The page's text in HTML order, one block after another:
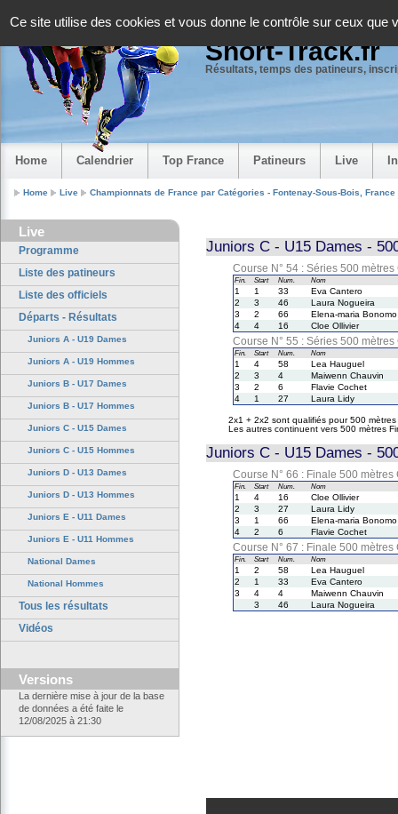
Ce site utilise des cookies et vous donne le contrôle sur ceux que
Short-Track.fr
Résultats, temps des patineurs,
Home Calendrier Top France Patineurs Live
Home Live Championnats de France par Catégories - Fontenay-Sous-Bois, France
Live
Programme
Liste des patineurs
Liste des officiels
Départs - Résultats
Juniors A - U19 Dames
Juniors A - U19 Hommes
Juniors B - U17 Dames
Juniors B - U17 Hommes
Juniors C - U15 Dames
Juniors C - U15 Hommes
Juniors D - U13 Dames
Juniors D - U13 Hommes
Juniors E - U11 Dames
Juniors E - U11 Hommes
National Dames
National Hommes
Tous les résultats
Vidéos
Versions
La dernière mise à jour de la base
de données a été faite le
12/08/2025 à 21:30
Juniors C - U15 Dames -
Course N° 54 : Séries 500
Fin. Start Num. Nom
1 1 33
Eva Cantero
2
3 46
Laura Nogueira
3
2 66
Elena-maria Bonomo
4
4 16 Cloe Ollivier
Course N° 55 : Séries 500
Fin. Start Num. Nom
1 4 58
Lea Hauguel
2
3 4
Maiwenn Chauvin
3
2 6
Flavie Cochet
4
1 27 Laura Lidy
2x1 + 2x2 sont qualifiés pour 500
Les autres continuent vers 500 mètres
Juniors C - U15 Dames -
Course N° 66 : Finale 500
Fin. Start Num. Nom
1 4 16
Cloe Ollivier
2
3 27
Laura Lidy
3
1 66
Elena-maria Bonomo
4
2 6 Flavie Cochet
Course N° 67 : Finale 500
Fin. Start Num. Nom
1 2 58
Lea Hauguel
2
1 33
Eva Cantero
3
4 4
Maiwenn Chauvin
3
46 Laura Nogueira